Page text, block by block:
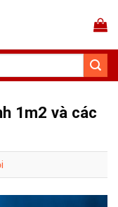
1m2 và các